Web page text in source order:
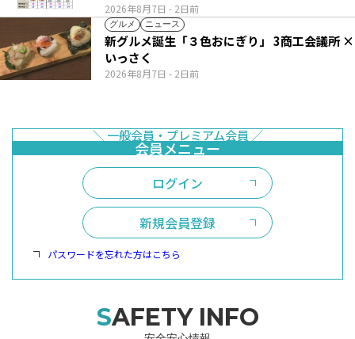
2026年8月7日 - 2日前
グルメ ニュース
2026年8月7日 - 2日前
新グルメ誕生「３色おにぎり」 3商工会議所 ×
いっさく
ログイン
新規会員登録
パスワードを忘れた方はこちら
SAFETY INFO